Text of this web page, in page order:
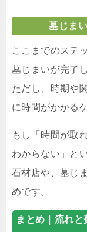
墓じま
ここまでのステ
墓じまいが完了
ただし、時期や
に時間がかかる
もし「時間が取
わからない」と
石材店や、墓じ
めです。
まとめ｜ 流れと